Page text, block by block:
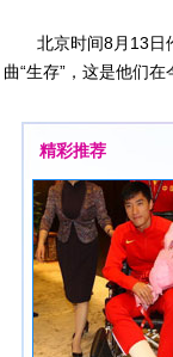
北京时间8月13日伦
曲“生存”，这是他们在
精彩推荐